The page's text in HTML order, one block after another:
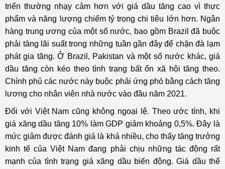
triển thường nhạy cảm hơn với giá dầu tăng cao vì thực
phẩm và năng lượng chiếm tỷ trọng chi tiêu lớn hơn. Ngân
hàng trung ương của một số nước, bao gồm Brazil đã buộc
phải tăng lãi suất trong những tuần gần đây để chặn đà lạm
phát gia tăng. Ở Brazil, Pakistan và một số nước khác, giá
dầu tăng còn kéo theo tình trạng bất ổn xã hội tăng theo.
Chính phủ các nước này buộc phải ứng phó bằng cách tăng
lương cho nhân viên nhà nước vào đầu năm 2021.
Đối với Việt Nam cũng không ngoại lệ. Theo ước tính, khi
giá xăng dầu tăng 10% làm GDP giảm khoảng 0,5%. Đây là
mức giảm được đánh giá là khá nhiều, cho thấy tăng trưởng
kinh tế của Việt Nam đang phải chịu những tác động rất
mạnh của tình trạng giá xăng dầu biến động. Giá dầu thế